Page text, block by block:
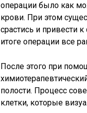
операции было как
крови. При этом
срастись и привести
итоге операции все
После этого при
полости. Процесс
клетки, которые